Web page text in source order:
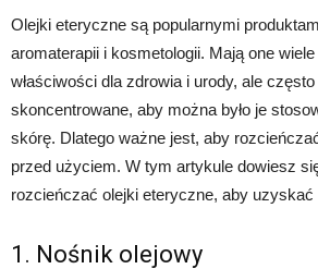
Olejki eteryczne są popularnymi
aromaterapii i kosmetologii. Mają one
właściwości dla zdrowia i urody, ale
skoncentrowane, aby można było je
skórę. Dlatego ważne jest, aby
przed użyciem. W tym artykule dowiesz
rozcieńczać olejki eteryczne, aby uzyskać
1. Nośnik olejowy